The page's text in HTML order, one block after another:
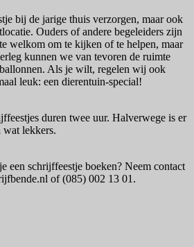
bij de jarige thuis verzorgen, maar ook
Ouders of andere begeleiders zijn
welkom om te kijken of te helpen, maar
kunnen we van tevoren de ruimte
Als je wilt, regelen wij ook
leuk: een dierentuin-special!
duren twee uur. Halverwege is er
wat lekkers.
een schrijffeestje boeken? Neem contact
of (085) 002 13 01.